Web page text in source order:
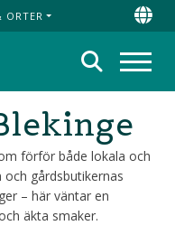
ORTER
Sök
förför både lokala och
och gårdsbutikernas
– här väntar en
äkta smaker.